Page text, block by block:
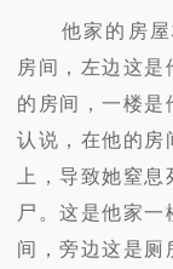
他家的房
房间，左边这是
的房间，一楼是
认说，在他的房
上，导致她窒
尸。这是他家一
间，旁边这是厕